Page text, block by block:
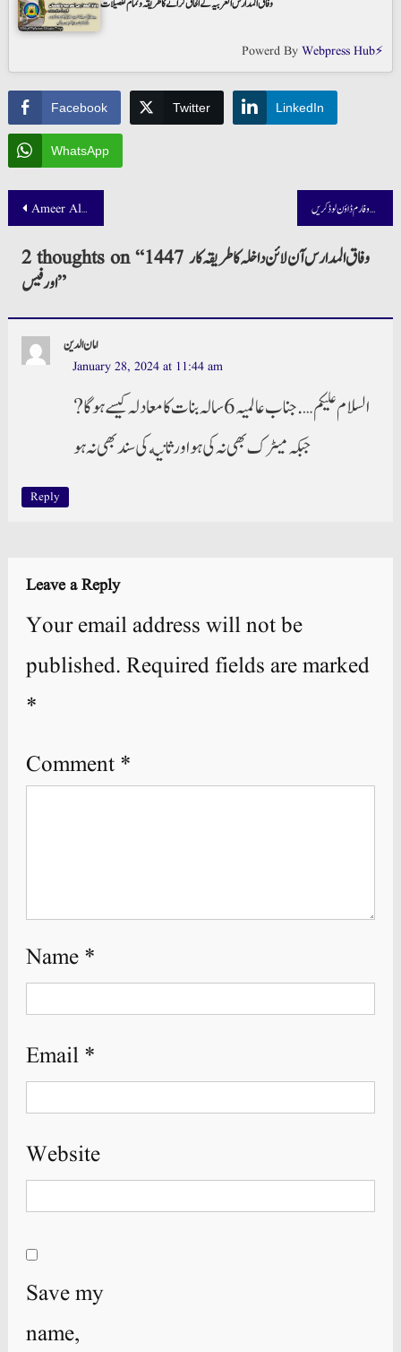
Powerd ByWebpress Hub⚡
Facebook Twitter LinkedIn
WhatsApp
Post
navigation
Ameer Al Oud Perfume Price in Pakistan 100 ML Surrati وحدت المدارس داخلہ کا طریقہ و فارم ڈاؤن لوڈ کریں
2 thoughts on “1447 وفاق المدارس آن لائن داخلہ کا طریقہ کار
اور فیس”
امان الدین
January 28, 2024 at 11:44 am
السلام علیکم…. جناب عالمیہ 6 سالہ بنات کا معادلہ کیسے ہوگا?
جبکہ میٹرک بھی نہ کی ہو اور ثانيه کی سند بھی نہ ہو
Reply
Leave a Reply
Your email address will not be
published. Required fields are marked
*
Comment *
Name *
Email *
Website
Save my
name,